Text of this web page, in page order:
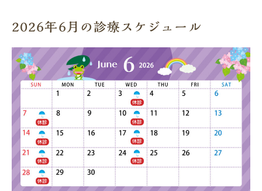
2026年6月の診療スケジュール